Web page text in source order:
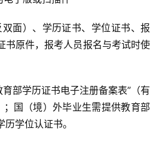
双面）、学历证书、学位证书、报
书原件，报考人员报名与考试时使
育部学历证书电子注册备案表”（有
国（境）外毕业生需提供教育部
学位认证书。